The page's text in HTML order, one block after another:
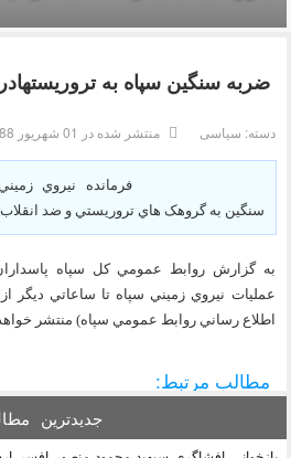
ضربه سنگين سپاه به
دسته: سیاسی منتشر شده در 01 شهریور 1388
فرمانده نيروي
سنگين به گروهک هاي تروريستي و ضد
به گزارش روابط عمومي کل سپاه
عمليات نيروي زميني سپاه تا ساعاتي ديگر
اطلاع رساني روابط عمومي سپاه) منتشر
مطالب مرتبط:
جدیدترین